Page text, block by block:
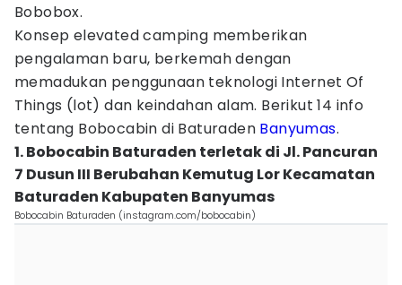
Bobobox.
Konsep elevated camping memberikan
pengalaman baru, berkemah dengan
memadukan penggunaan teknologi Internet Of
Things (lot) dan keindahan alam. Berikut 14 info
tentang Bobocabin di Baturaden Banyumas.
1. Bobocabin Baturaden terletak di Jl. Pancuran
7 Dusun III Berubahan Kemutug Lor Kecamatan
Baturaden Kabupaten Banyumas
Bobocabin Baturaden (instagram.com/bobocabin)